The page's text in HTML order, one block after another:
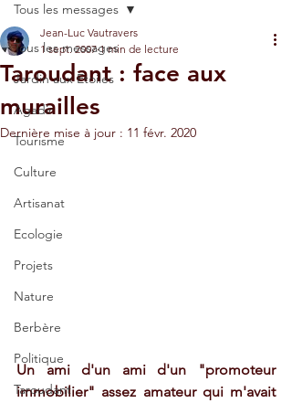
Tous les messages
Jardin aux Etoiles
Agadir
Tourisme
Culture
Artisanat
Ecologie
Projets
Nature
Berbère
Politique
Taroudant
Tous les messages
Taroudant : face aux
murailles
Jean-Luc Vautravers
1 sept. 2007 1 min de lecture
Dernière mise à jour : 11 févr. 2020
Un ami d'un ami d'un "promoteur
immobilier" assez amateur qui m'avait